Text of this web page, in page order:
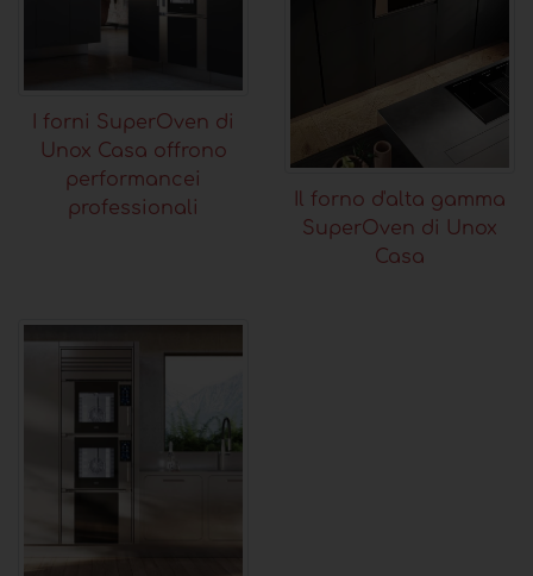
I forni SuperOven di
Unox Casa offrono
performancei
professionali
Il forno d'alta gamma
SuperOven di Unox
Casa